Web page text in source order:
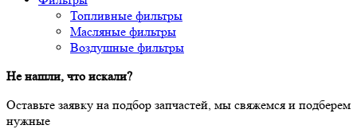
Топливные фильтры
Масляные фильтры
Воздушные фильтры
Не нашли, что искали?
Оставьте заявку на подбор запчастей, мы свяжемся и подберем
нужные